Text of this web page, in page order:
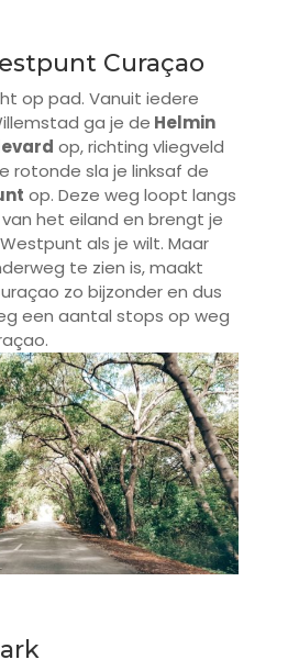
Curaçao
op pad. Vanuit iedere
ga je de Helmin
op, richting vliegveld
rotonde sla je linksaf de
op. Deze weg loopt langs
het eiland en brengt je
als je wilt. Maar
te zien is, maakt
zo bijzonder en dus
een aantal stops op weg